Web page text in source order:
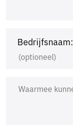
Bedrijfsnaam: